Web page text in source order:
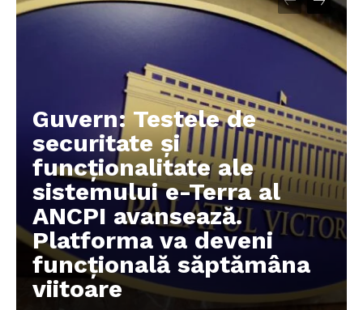
Rețea
Guvern: Testele de
securitate și
funcționalitate ale
sistemului e-Terra al
ANCPI avansează.
Platforma va deveni
funcțională săptămâna
viitoare